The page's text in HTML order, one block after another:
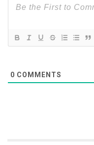
0 COMMENTS